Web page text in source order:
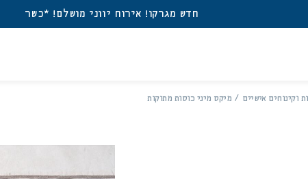
חדש מגרקו! אירוח יווני מושלם! *כשר
וקינוחים אישיים מיקס מיני כוסות מתוקות